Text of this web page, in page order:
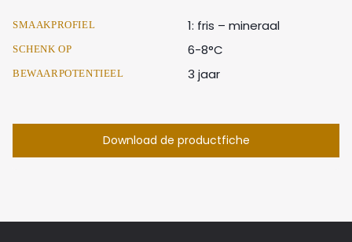
SMAAKPROFIEL 1: fris – mineraal
SCHENK OP 6-8°C
BEWAARPOTENTIEEL 3 jaar
Download de productfiche